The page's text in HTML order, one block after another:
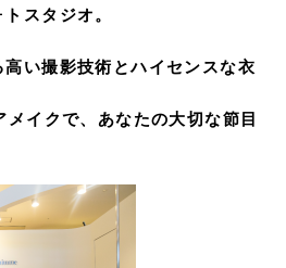
スタジオ。
い撮影技術とハイセンスな衣
イクで、あなたの大切な節目